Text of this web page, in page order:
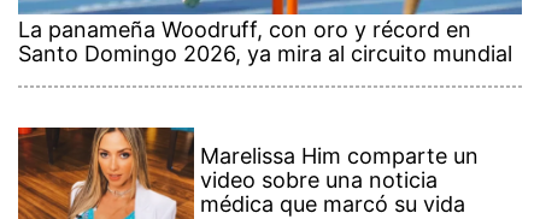
La panameña Woodruff, con oro y récord en
Santo Domingo 2026, ya mira al circuito mundial
Marelissa Him comparte un
video sobre una noticia
médica que marcó su vida